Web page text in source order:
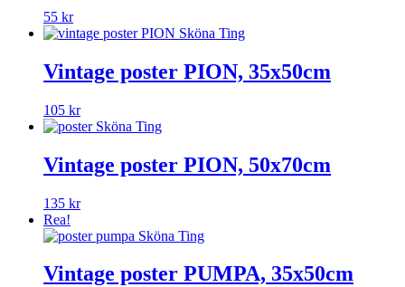
55 kr
Vintage poster PION, 35x50cm
105 kr
Vintage poster PION, 50x70cm
135 kr
Rea!
Vintage poster PUMPA, 35x50cm